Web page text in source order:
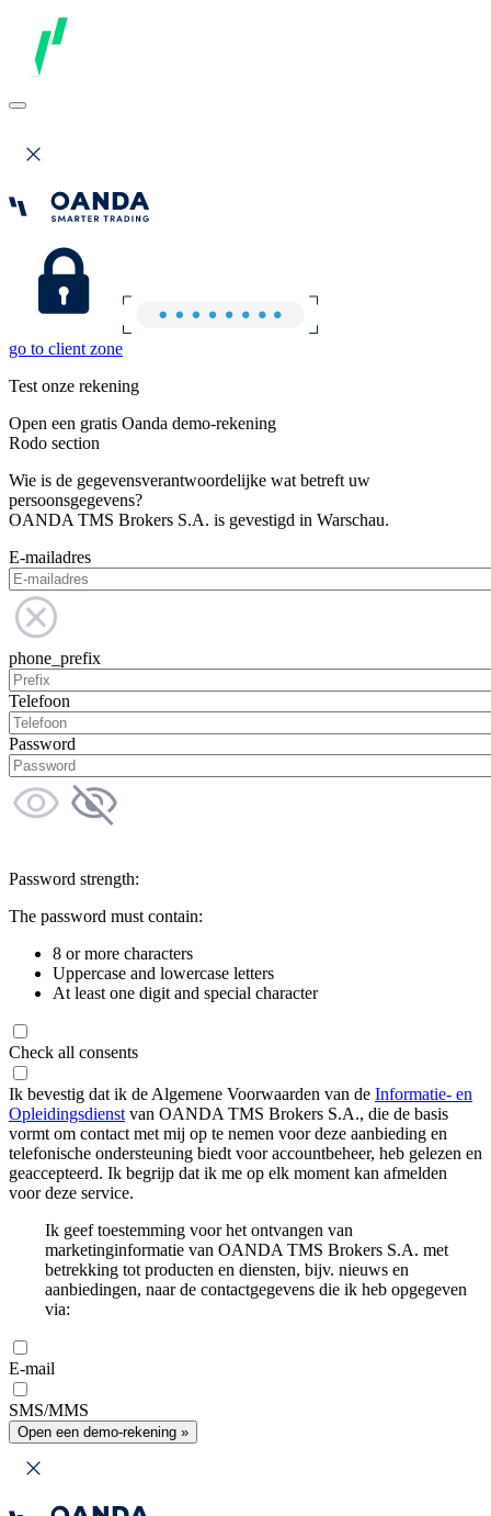
go to client zone
Test onze rekening
Open een gratis Oanda demo-rekening
Rodo section
Wie is de gegevensverantwoordelijke wat betreft uw
persoonsgegevens?
OANDA TMS Brokers S.A. is gevestigd in Warschau.
E-mailadres
phone_prefix
Telefoon
Password
Password strength:
The password must contain:
8 or more characters
Uppercase and lowercase letters
At least one digit and special character
Check all consents
Ik bevestig dat ik de Algemene Voorwaarden van de Informatie- en
Opleidingsdienst van OANDA TMS Brokers S.A., die de basis
vormt om contact met mij op te nemen voor deze aanbieding en
telefonische ondersteuning biedt voor accountbeheer, heb gelezen en
geaccepteerd. Ik begrijp dat ik me op elk moment kan afmelden
voor deze service.
Ik geef toestemming voor het ontvangen van
marketinginformatie van OANDA TMS Brokers S.A. met
betrekking tot producten en diensten, bijv. nieuws en
aanbiedingen, naar de contactgegevens die ik heb opgegeven
via:
E-mail
SMS/MMS
Open een demo-rekening »